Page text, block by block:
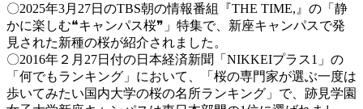
〇2025年3月27日のTBS朝の情報番組『THE TIME,』の「静
かに楽しむ❝キャンパス桜❞」特集で、新座キャンパスで発
見された新種の桜が紹介されました。
〇2016年２月27日付の日本経済新聞「NIKKEIプラス1」の
「何でもランキング」において、「桜の専門家が選ぶ一度は
歩いてみたい国内大学の桜の名所ランキング」で、跡見学園